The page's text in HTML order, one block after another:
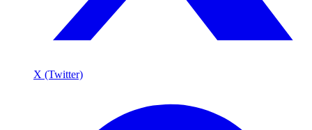
X (Twitter)